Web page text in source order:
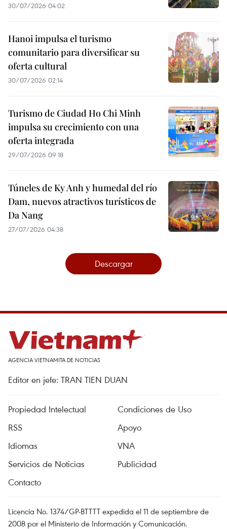
30/07/2026 04:02
Hanoi impulsa el turismo
comunitario para diversificar su
oferta cultural
30/07/2026 02:14
Turismo de Ciudad Ho Chi Minh
impulsa su crecimiento con una
oferta integrada
29/07/2026 09:18
Túneles de Ky Anh y humedal del río
Dam, nuevos atractivos turísticos de
Da Nang
27/07/2026 04:38
Descargar
AGENCIA VIETNAMITA DE NOTICIAS
Editor en jefe: TRAN TIEN DUAN
Propiedad Intelectual
Condiciones de Uso
RSS
Apoyo
Idiomas
VNA
Servicios de Noticias
Publicidad
Contacto
Licencia No. 1374/GP-BTTTT expedida el 11 de septiembre de
2008 por el Ministerio de Información y Comunicación.